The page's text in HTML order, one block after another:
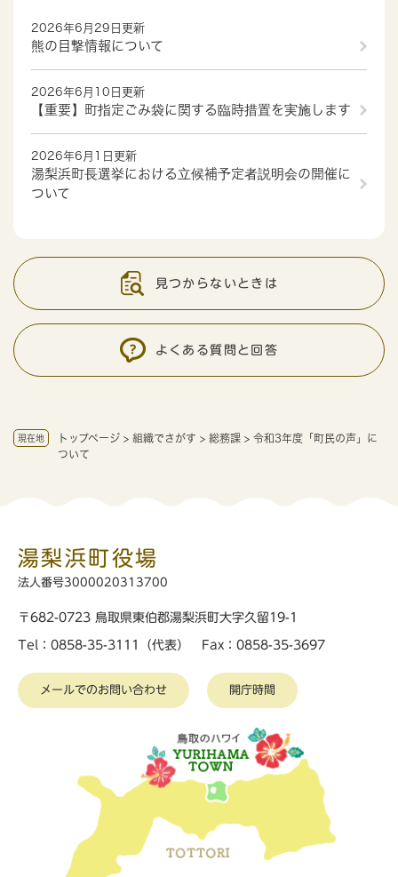
現在地 トップページ > 組織でさがす > 総務課 > 令和3年度「町民の声」に
ついて
2026年6月29日更新
熊の目撃情報について
2026年6月10日更新
【重要】町指定ごみ袋に関する臨時措置を実施します
2026年6月1日更新
湯梨浜町長選挙における立候補予定者説明会の開催に
ついて
見つからないときは
よくある質問と回答
湯梨浜町役場
法人番号3000020313700
〒682-0723 鳥取県東伯郡湯梨浜町大字久留19-1
Tel：0858-35-3111（代表） Fax：0858-35-3697
メールでのお問い合わせ 開庁時間